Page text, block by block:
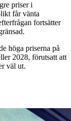
priser i
får vänta
fortsätter
höga priserna på
2028, förutsatt att
väl ut.